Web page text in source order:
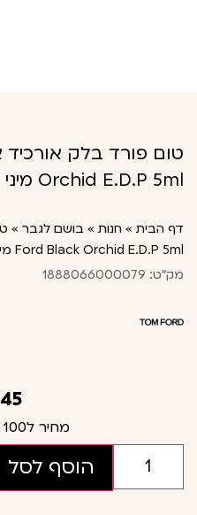
Orchid E.D.P 5ml מיני בושם (travel)
דף הבית » חנות » בושם לגבר »
Ford Black Orchid E.D.P 5ml מיני בושם (travel)
מק"ט: 1888066000079
45
מחיר ל100 מ"ל:
הוסף לסל